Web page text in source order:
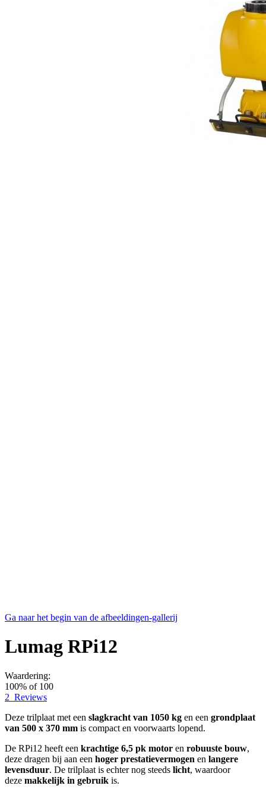
Ga naar het begin van de afbeeldingen-gallerij
Lumag RPi12
Waardering:
100% of 100
2 Reviews
Deze trilplaat met een slagkracht van 1050 kg en een grondplaat
van 500 x 370 mm is compact en voorwaarts lopend.
De RPi12 heeft een krachtige 6,5 pk motor en robuuste bouw,
deze dragen bij aan een hoger prestatievermogen en langere
levensduur. De trilplaat is echter nog steeds licht, waardoor
deze makkelijk in gebruik is.